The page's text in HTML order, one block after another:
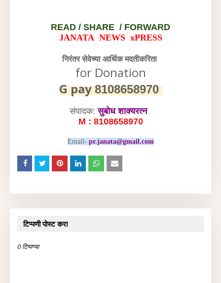
READ / SHARE / FORWARD
JANATA NEWS xPRESS
निरंतर सेवेच्या आर्थिक मदतीकरिता
for Donation
G pay8108658970
संपादक:सुबोध शाक्यरत्न
M : 8108658970
Email- pr.janata@gmail.com
टिप्पणी पोस्ट करा
0 टिप्पण्या